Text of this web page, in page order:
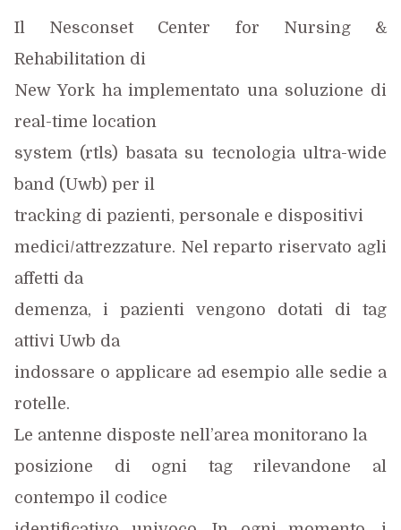
Il Nesconset Center for Nursing &
Rehabilitation di
New York ha implementato una soluzione di
real-time location
system (rtls) basata su tecnologia ultra-wide
band (Uwb) per il
tracking di pazienti, personale e dispositivi
medici/attrezzature. Nel reparto riservato agli
affetti da
demenza, i pazienti vengono dotati di tag
attivi Uwb da
indossare o applicare ad esempio alle sedie a
rotelle.
Le antenne disposte nell’area monitorano la
posizione di ogni tag rilevandone al
contempo il codice